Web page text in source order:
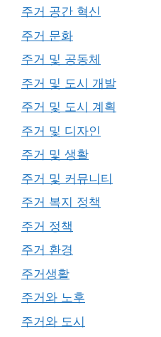
주거 공간 혁신
주거 문화
주거 및 공동체
주거 및 도시 개발
주거 및 도시 계획
주거 및 디자인
주거 및 생활
주거 및 커뮤니티
주거 복지 정책
주거 정책
주거 환경
주거생활
주거와 노후
주거와 도시